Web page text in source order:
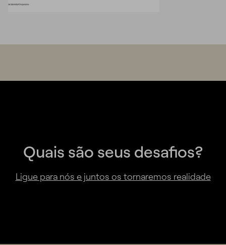
Quais são seus desafios?
Ligue para nós e juntos os tornaremos realidade